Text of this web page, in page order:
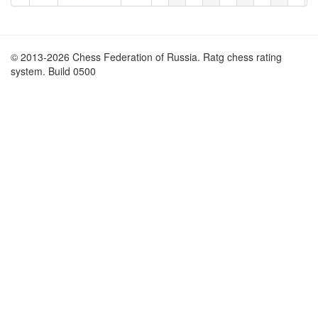
© 2013-2026 Chess Federation of Russia. Ratg chess rating
system. Build 0500